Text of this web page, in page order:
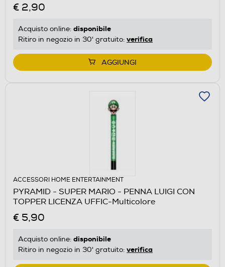
€ 2,90
Acquisto online: disponibile
Ritiro in negozio in 30' gratuito: verifica
AGGIUNGI
ACCESSORI HOME ENTERTAINMENT
PYRAMID - SUPER MARIO - PENNA LUIGI CON
TOPPER LICENZA UFFIC-Multicolore
€ 5,90
Acquisto online: disponibile
Ritiro in negozio in 30' gratuito: verifica